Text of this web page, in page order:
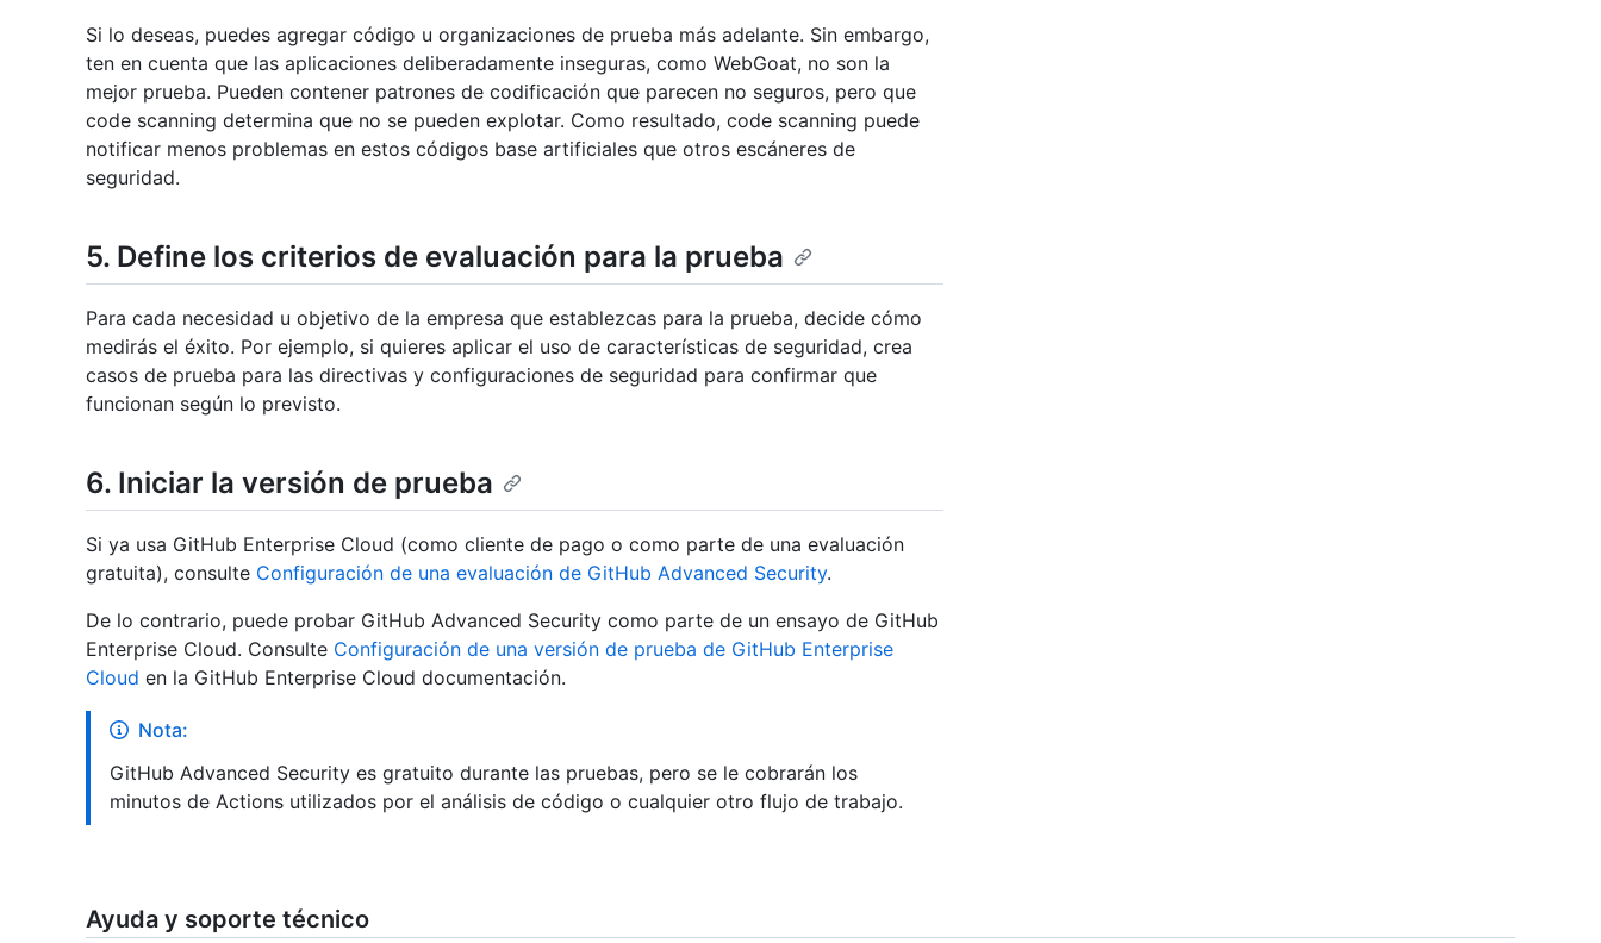
Si lo deseas, puedes agregar código u organizaciones de prueba más adelante. Sin embargo,
ten en cuenta que las aplicaciones deliberadamente inseguras, como WebGoat, no son la
mejor prueba. Pueden contener patrones de codificación que parecen no seguros, pero que
code scanning determina que no se pueden explotar. Como resultado, code scanning puede
notificar menos problemas en estos códigos base artificiales que otros escáneres de
seguridad.
5. Define los criterios de evaluación para la prueba
Para cada necesidad u objetivo de la empresa que establezcas para la prueba, decide cómo
medirás el éxito. Por ejemplo, si quieres aplicar el uso de características de seguridad, crea
casos de prueba para las directivas y configuraciones de seguridad para confirmar que
funcionan según lo previsto.
6. Iniciar la versión de prueba
Si ya usa GitHub Enterprise Cloud (como cliente de pago o como parte de una evaluación
gratuita), consulte Configuración de una evaluación de GitHub Advanced Security.
De lo contrario, puede probar GitHub Advanced Security como parte de un ensayo de GitHub
Enterprise Cloud. Consulte Configuración de una versión de prueba de GitHub Enterprise
Cloud en la GitHub Enterprise Cloud documentación.
Nota:
GitHub Advanced Security es gratuito durante las pruebas, pero se le cobrarán los
minutos de Actions utilizados por el análisis de código o cualquier otro flujo de trabajo.
Ayuda y soporte técnico